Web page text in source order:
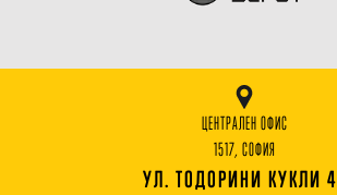
ЦЕНТРАЛЕН ОФИС
1517, СОФИЯ
УЛ. ТОДОРИНИ КУКЛИ